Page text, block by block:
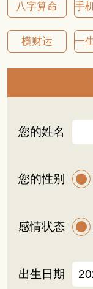
八字算命
横财运
您的姓名
您的性别
感情状态
出生日期